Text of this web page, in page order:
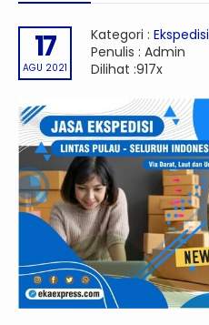
17
AGU 2021
Kategori :
Penulis : Admin
Dilihat :917x